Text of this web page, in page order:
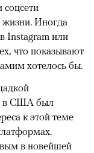
соцсети
жизни. Иногда
Instagram или
что показывают
хотелось бы.
в США был
к этой теме
в новейшей